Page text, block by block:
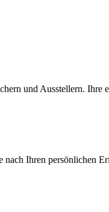
und Ausstellern.
nach Ihren persönlichen